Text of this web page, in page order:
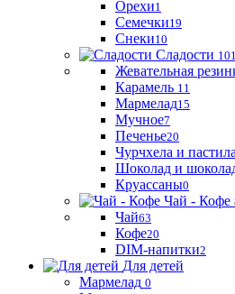
Орехи1
Семечки19
Снеки10
Сладости 101
Жевательная
Карамель 11
Мармелад15
Мучное7
Печенье20
Чурчхела и пастила
Шоколад и
Круассаны0
Чай - Кофе
Чай63
Кофе20
DIM-напитки2
Для детей
Мармелад 0